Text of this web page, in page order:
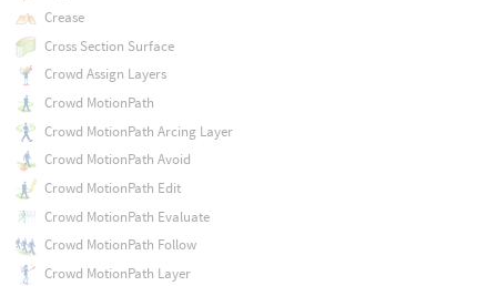
Crease
Cross Section Surface
Crowd Assign Layers
Crowd MotionPath
Crowd MotionPath Arcing Layer
Crowd MotionPath Avoid
Crowd MotionPath Edit
Crowd MotionPath Evaluate
Crowd MotionPath Follow
Crowd MotionPath Layer